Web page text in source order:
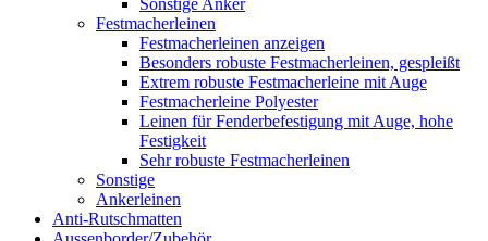
Festmacherleinen
Festmacherleinen anzeigen
Besonders robuste Festmacherleinen, gespleißt
Extrem robuste Festmacherleine mit Auge
Festmacherleine Polyester
Leinen für Fenderbefestigung mit Auge, hohe
Festigkeit
Sehr robuste Festmacherleinen
Sonstige
Ankerleinen
Anti-Rutschmatten